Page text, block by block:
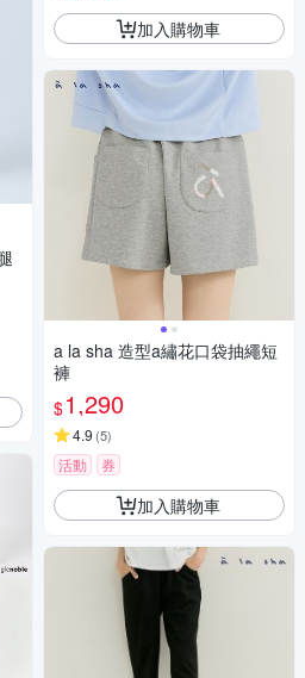
加入購物車
a la sha 造型a繡花口袋抽繩短
褲
$1,290
4.9 (5)
活動 券
加入購物車